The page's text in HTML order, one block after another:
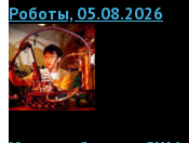
Роботы, 05.08.2026